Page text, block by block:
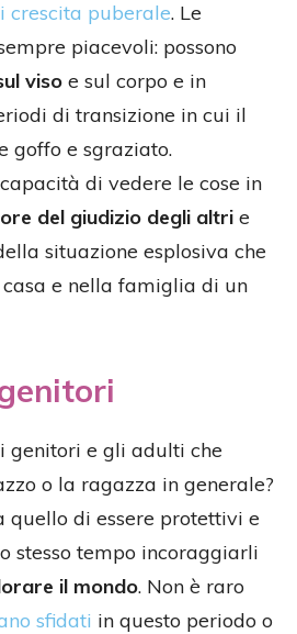
crescita puberale. Le
piacevoli: possono
viso e sul corpo e in
di transizione in cui il
goffo e sgraziato.
di vedere le cose in
del giudizio degli altri e
situazione esplosiva che
e nella famiglia di un
genitori e gli adulti che
o la ragazza in generale?
quello di essere protettivi e
stesso tempo incoraggiarli
il mondo. Non è raro
sfidati in questo periodo o